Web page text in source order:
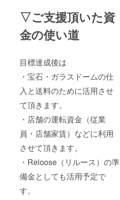
▽ご支援頂いた資
金の使い道
目標達成後は
・宝石・ガラスドームの仕
入と送料のために活用させ
て頂きます。
・店舗の運転資金（従業
員・店舗家賃）などに利用
させて頂きます。
・Reloose（リルース）の準
備金としても活用予定で
す。